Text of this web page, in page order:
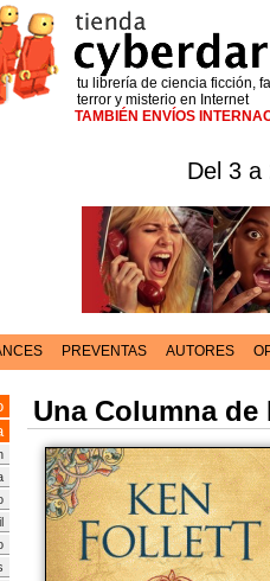
tu librería de ciencia ficción,
terror y misterio en Internet
TAMBIÉN ENVÍOS
Del 3 a
PREVENTAS AUTORES
Una Columna